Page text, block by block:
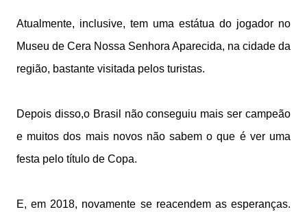
Atualmente, inclusive, tem uma estátua do jogador no
Museu de Cera Nossa Senhora Aparecida, na cidade da
região, bastante visitada pelos turistas.
Depois disso,o Brasil não conseguiu mais ser campeão
e muitos dos mais novos não sabem o que é ver uma
festa pelo título de Copa.
E, em 2018, novamente se reacendem as esperanças.